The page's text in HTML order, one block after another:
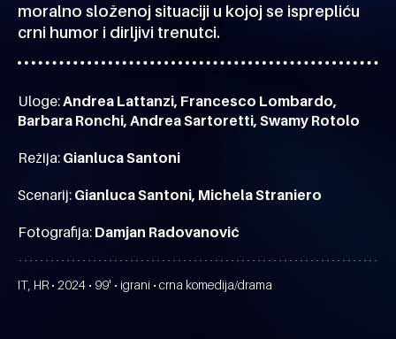
moralno složenoj situaciji u kojoj se isprepliću
crni humor i dirljivi trenutci.
Uloge:Andrea Lattanzi, Francesco Lombardo,
Barbara Ronchi, Andrea Sartoretti, Swamy Rotolo
Režija: Gianluca Santoni
Scenarij: Gianluca Santoni, Michela Straniero
Fotografija: Damjan Radovanović
IT, HR • 2024 • 99' • igrani • crna komedija/drama